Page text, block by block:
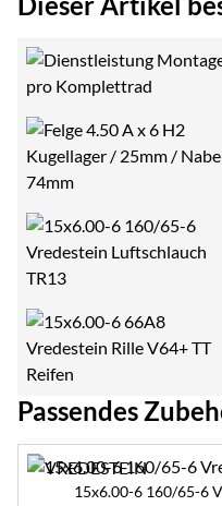
Passendes
Zubehör
15x6.00-6 160/65-6